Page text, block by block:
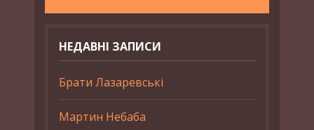
НЕДАВНІ ЗАПИСИ
Брати Лазаревські
Мартин Небаба